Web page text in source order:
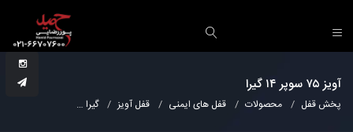
آویز ۷۵ سوپر ۱۴ گیرا
پخش قفل محصولات قفل های ایمنی قفل آویز گیرا